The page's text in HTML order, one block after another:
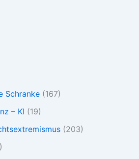
Schranke(167)
– KI (19)
(203)